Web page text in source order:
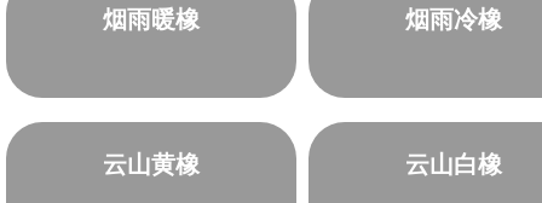
烟雨暖橡 烟雨冷橡
云山黄橡 云山白橡